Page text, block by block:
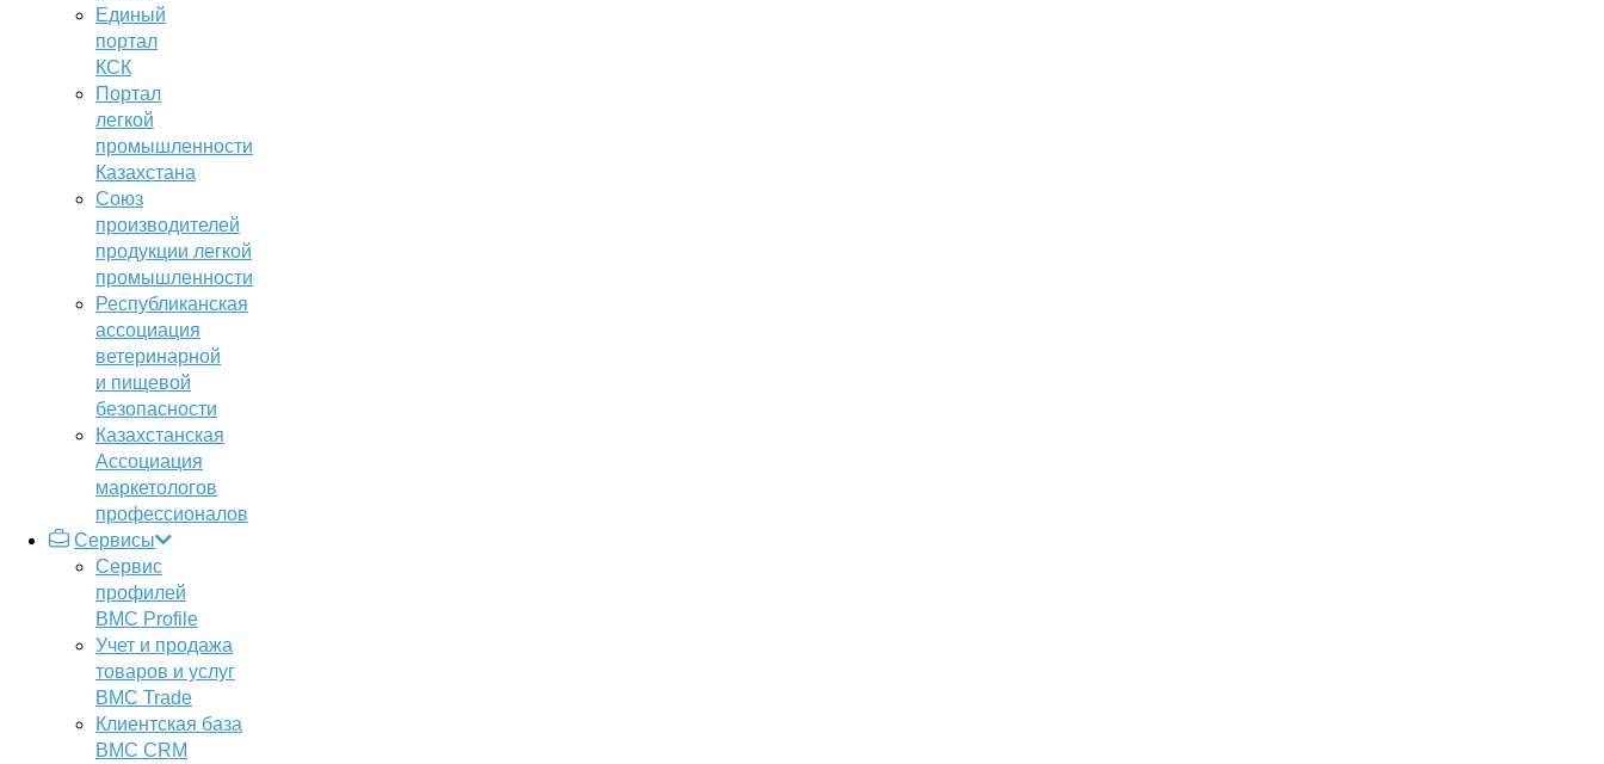
Единый
портал
КСК
Портал
легкой
промышленности
Казахстана
Союз
производителей
продукции легкой
промышленности
Республиканская
ассоциация
ветеринарной
и пищевой
безопасности
Казахстанская
Ассоциация
маркетологов
профессионалов
Сервисы
Сервис
профилей
BMC Profile
Учет и продажа
товаров и услуг
BMC Trade
Клиентская база
BMC CRM